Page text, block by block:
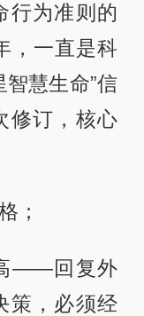
行为准则的
，一直是科
慧生命”信
修订，核心
；
——回复外
策，必须经